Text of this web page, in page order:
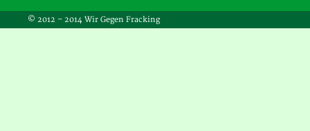
© 2012 – 2014 Wir Gegen Fracking